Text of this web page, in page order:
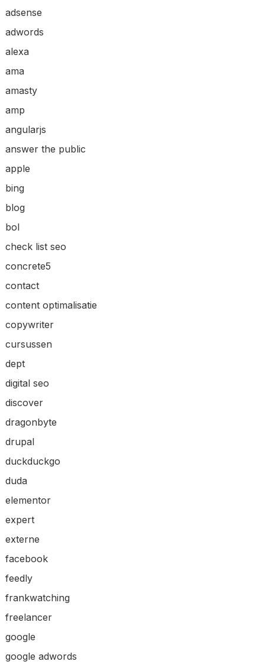
adsense
adwords
alexa
ama
amasty
amp
angularjs
answer the public
apple
bing
blog
bol
check list seo
concrete5
contact
content optimalisatie
copywriter
cursussen
dept
digital seo
discover
dragonbyte
drupal
duckduckgo
duda
elementor
expert
externe
facebook
feedly
frankwatching
freelancer
google
google adwords